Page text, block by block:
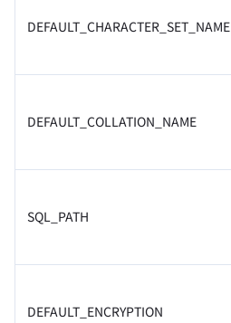
DEFAULT_CHARACTER_SET_NAME
DEFAULT_COLLATION_NAME
SQL_PATH
DEFAULT_ENCRYPTION